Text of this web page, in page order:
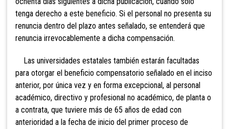
tenga derecho a este beneficio. Si el personal no presenta su
renuncia dentro del plazo antes señalado, se entenderá que
renuncia irrevocablemente a dicha compensación.
Las universidades estatales también estarán facultadas
para otorgar el beneficio compensatorio señalado en el inciso
anterior, por única vez y en forma excepcional, al personal
académico, directivo y profesional no académico, de planta o
a contrata, que tuviere más de 65 años de edad con
anterioridad a la fecha de inicio del primer proceso de